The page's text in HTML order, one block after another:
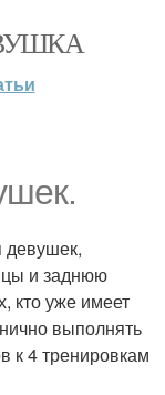
девушек,
и заднюю
кто уже имеет
выполнять
к 4 тренировкам